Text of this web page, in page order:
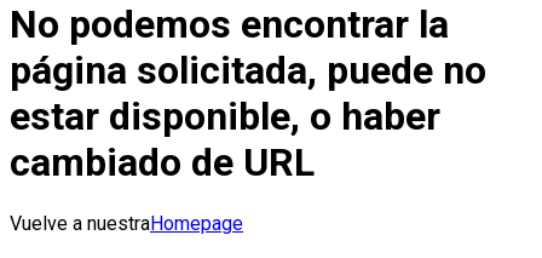
No podemos encontrar la
página solicitada, puede no
estar disponible, o haber
cambiado de URL
Vuelve a nuestraHomepage